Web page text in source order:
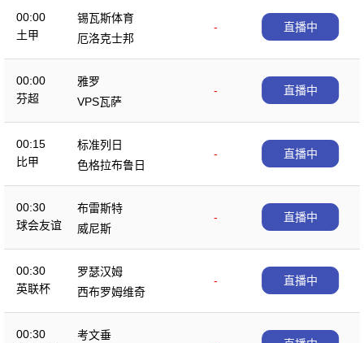
00:00
土甲
锡瓦斯体育
-
厄洛克士邦
直播中
00:00
芬超
雅罗
-
VPS瓦萨
直播中
00:15
比甲
标准列日
-
色格拉布鲁日
直播中
00:30
球会友谊
布雷斯特
-
威尼斯
直播中
00:30
英联杯
罗瑟汉姆
-
西布罗姆维奇
直播中
00:30
考文垂